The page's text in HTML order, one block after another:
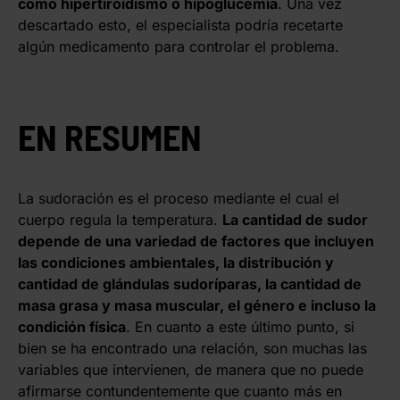
como hipertiroidismo o hipoglucemia. Una vez
descartado esto, el especialista podría recetarte
algún medicamento para controlar el problema.
EN RESUMEN
La sudoración es el proceso mediante el cual el
cuerpo regula la temperatura. La cantidad de sudor
depende de una variedad de factores que incluyen
las condiciones ambientales, la distribución y
cantidad de glándulas sudoríparas, la cantidad de
masa grasa y masa muscular, el género e incluso la
condición física. En cuanto a este último punto, si
bien se ha encontrado una relación, son muchas las
variables que intervienen, de manera que no puede
afirmarse contundentemente que cuanto más en